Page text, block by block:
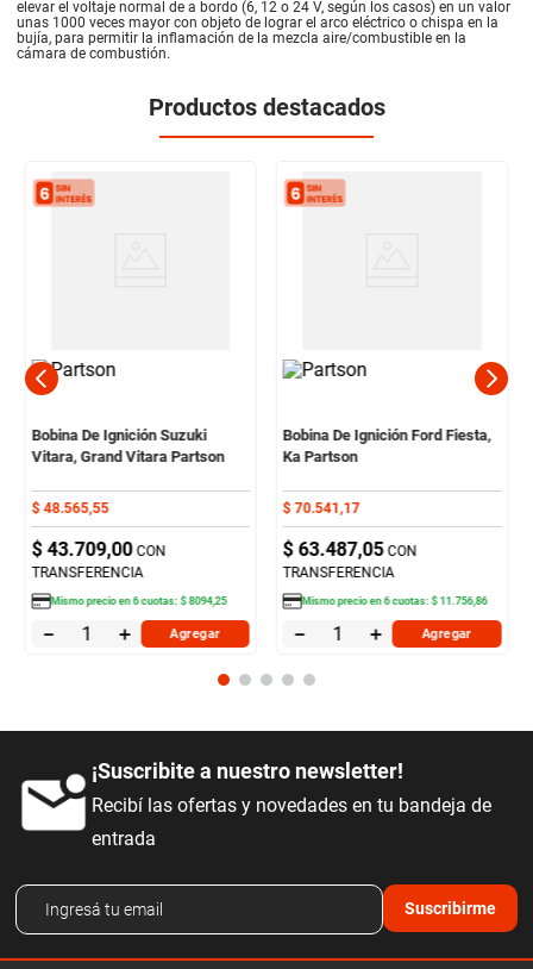
elevar el voltaje normal de a bordo (6, 12 o 24 V, según los casos) en un valor
unas 1000 veces mayor con objeto de lograr el arco eléctrico o chispa en la
bujía, para permitir la inflamación de la mezcla aire/combustible en la
cámara de combustión.
Productos destacados
Bobina De Ignición Suzuki
Vitara, Grand Vitara Partson
$ 48.565,55
$ 43.709,00 CON
TRANSFERENCIA
Mismo precio en6cuotas:$ 8094,25
＋
－ Agregar
Bobina De Ignición Ford Fiesta,
Ka Partson
$ 70.541 ,17
$ 63.487,05 CON
TRANSFERENCIA
Mismo precio en6cuotas:$ 11 .756,86
＋
－ Agregar
¡Suscribite a nuestro newsletter!
Recibí las ofertas y novedades en tu bandeja de
entrada
Suscribirme